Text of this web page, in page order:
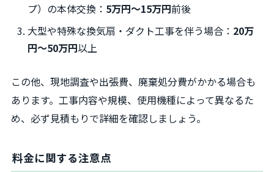
プ）の本体交換： 5万円〜15万円前後
大型や特殊な換気扇・ダクト工事を伴う場合： 20万
円〜50万円以上
この他、現地調査や出張費、廃棄処分費がかかる場合も
あります。工事内容や規模、使用機種によって異なるた
め、必ず見積もりで詳細を確認しましょう。
料金に関する注意点